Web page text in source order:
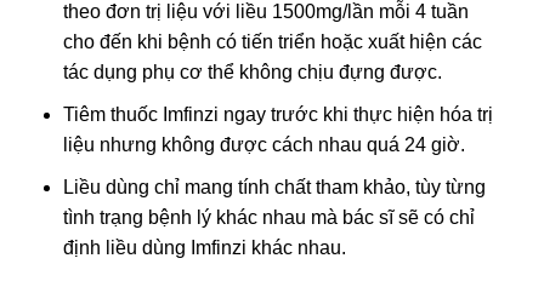
theo đơn trị liệu với liều 1500mg/lần mỗi 4 tuần
cho đến khi bệnh có tiến triển hoặc xuất hiện các
tác dụng phụ cơ thể không chịu đựng được.
Tiêm thuốc Imfinzi ngay trước khi thực hiện hóa trị
liệu nhưng không được cách nhau quá 24 giờ.
Liều dùng chỉ mang tính chất tham khảo, tùy từng
tình trạng bệnh lý khác nhau mà bác sĩ sẽ có chỉ
định liều dùng Imfinzi khác nhau.